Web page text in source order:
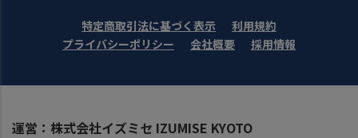
特定商取引法に基づく表示
利用規約
プライバシーポリシー
会社概要 採用情報
運営：株式会社イズミセ IZUMISE KYOTO